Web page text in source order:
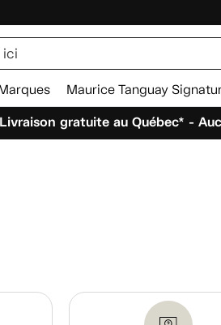
Maurice Tanguay
gratuite au Québec* -